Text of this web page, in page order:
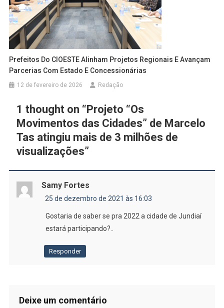
Prefeitos Do CIOESTE Alinham Projetos Regionais E Avançam
Parcerias Com Estado E Concessionárias
12 de fevereiro de 2026 Redação
1 thought on “Projeto “Os
Movimentos das Cidades” de Marcelo
Tas atingiu mais de 3 milhões de
visualizações”
Samy Fortes
25 de dezembro de 2021 às 16:03
Gostaria de saber se pra 2022 a cidade de Jundiaí
estará participando?..
Responder
Deixe um comentário